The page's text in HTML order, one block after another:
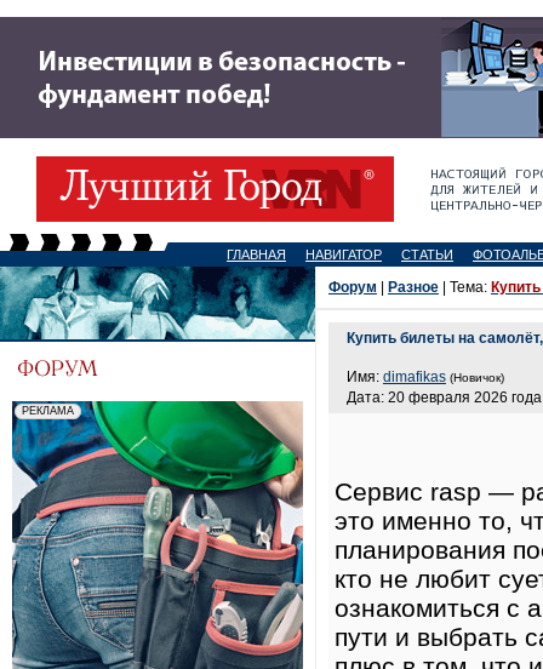
ГЛАВНАЯ НАВИГАТОР СТАТЬИ
Форум Разное | Тема:
Купить билеты на
Имя: dimafikas (Новичок)
Дата: 20 февраля 2026
Сервис rasp —
это именно то,
планирования
кто не любит
ознакомиться с
пути и выбрать